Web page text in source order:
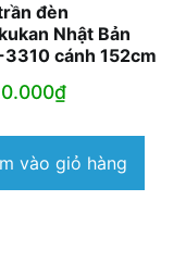
đèn
Nhật Bản
3310 cánh 152cm
₫
vào giỏ hàng